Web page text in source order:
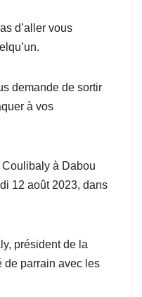
d’aller vous
demande de sortir
à vos
Coulibaly à Dabou
12 août 2023, dans
président de la
de parrain avec les